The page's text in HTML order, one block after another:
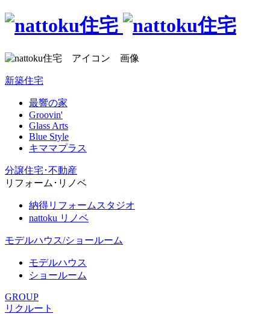
新築住宅
最響の家
Groovin'
Glass Arts
Blue Style
キママプラス
分譲住宅･不動産
リフォーム･リノベ
納得リフォームスタジオ
nattoku リノベ
モデルハウス/ショールーム
モデルハウス
ショールーム
GROUP
リクルート